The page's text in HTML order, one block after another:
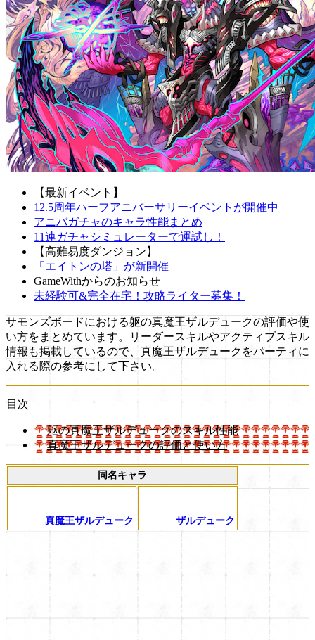
【最新イベント】
12.5周年ハーフアニバーサリーイベントが開催中
アニバガチャのキャラ性能まとめ
11連ガチャシミュレーターで運試し！
【高難易度ダンジョン】
「エイトンの塔」が新開催
GameWithからのお知らせ
未経験可&完全在宅！攻略ライター募集！
サモンズボードにおける躯の真魔王ザルデュークの評価や使
い方をまとめています。リーダースキルやアクティブスキル
情報も掲載しているので、真魔王ザルデュークをパーティに
入れる際の参考にして下さい。
目次
躯の真魔王ザルデュークのスキル性能
真魔王ザルデュークの評価と使い方
同名キャラ
真魔王ザルデューク ザルデューク